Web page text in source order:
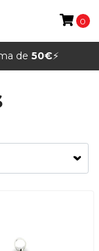
de 50€⚡️
0